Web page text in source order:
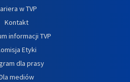
w TVP
Kontakt
informacji TVP
Etyki
dla prasy
mediów